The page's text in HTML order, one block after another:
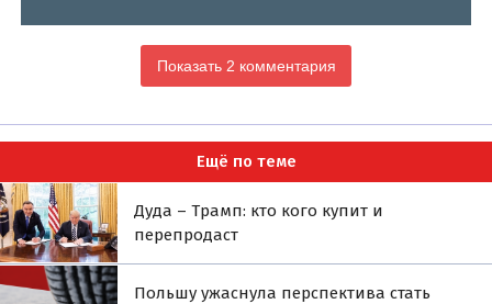
Показать 2 комментария
Ещё по теме
Дуда – Трамп: кто кого купит и
перепродаст
Польшу ужаснула перспектива стать